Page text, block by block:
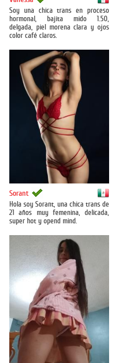
Soy una chica trans en proceso
hormonal, bajita mido 1.50,
delgada, piel morena clara y ojos
color café claros.
Sorant
Hola soy Sorant, una chica trans de
21 años muy femenina, delicada,
super hot y opend mind.